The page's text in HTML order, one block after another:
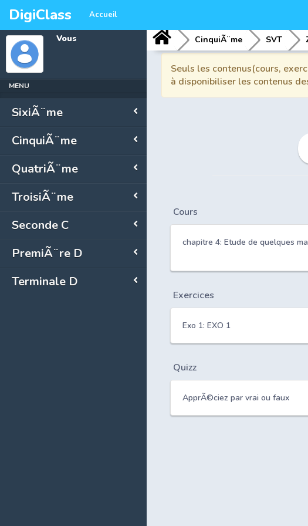
DigiClass Accueil
Vous
MENU
SixiÃ¨me
CinquiÃ¨me
QuatriÃ¨me
TroisiÃ¨me
Seconde C
PremiÃ¨re D
Terminale D
CinquiÃ¨me SVT
Seuls les contenus(cours,
à disponibiliser les contenus
Cours
chapitre 4: Etude de quelques
Exercices
Exo 1: EXO 1
Quizz
ApprÃ©ciez par vrai ou faux